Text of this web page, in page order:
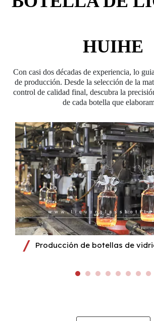
HUIHE
Con casi dos décadas de experiencia, lo
de producción. Desde la selección de la
control de calidad final, descubra la
de cada botella que
Producción de botellas de